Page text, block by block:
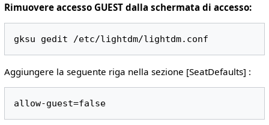
Rimuovere accesso GUEST dalla schermata di accesso:
Aggiungere la seguente riga nella sezione [SeatDefaults] :